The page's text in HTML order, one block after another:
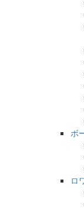
ボ
ロ